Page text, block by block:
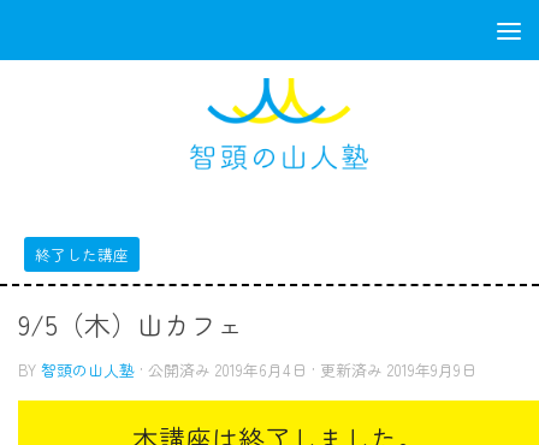
終了した講座
9/5（木）山カフェ
BY 智頭の山人塾 · 公開済み 2019年6月4日 · 更新済み 2019年9月9日